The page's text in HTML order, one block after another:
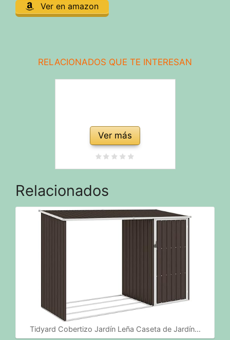
Ver en amazon
RELACIONADOS QUE TE INTERESAN
Ver más
Relacionados
Tidyard Cobertizo Jardín Leña Caseta de Jardín…